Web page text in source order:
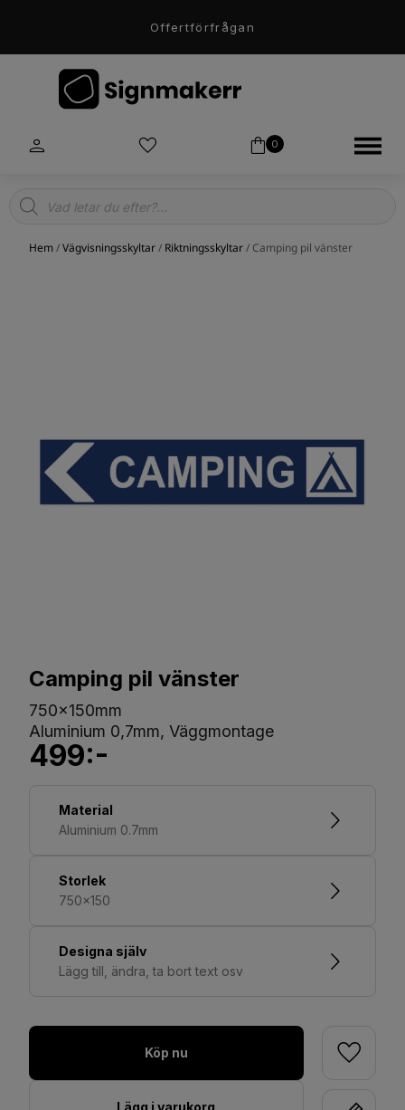
Offertförfrågan
0
Products
search
Hem/Vägvisningsskyltar/ Riktningsskyltar/ Camping pil vänster
Camping pil vänster
750x150mm
Aluminium 0,7mm, Väggmontage
499:-
Material
Aluminium 0.7mm
Storlek
750x150
Designa själv
Lägg till, ändra, ta bort text osv
Köp nu
Lägg i varukorg